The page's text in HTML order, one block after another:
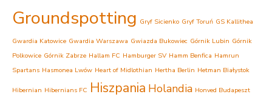
Groundspotting Gryf Sicienko Gryf Toruń GS Kallithea
Gwardia Katowice Gwardia Warszawa Gwiazda Bukowiec Górnik Lubin Górnik
Polkowice Górnik Zabrze Hallam FC Hamburger SV Hamm Benfica Hamrun
Spartans Hasmonea Lwów Heart of Midlothian Hertha Berlin Hetman Białystok
Hibernian Hibernians FC Hiszpania Holandia Honved Budapeszt